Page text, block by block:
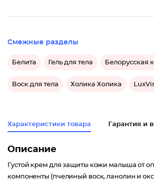
Смежные разделы
Белита Гель для тела Белорусская
Воск для тела Холика Холика
Характеристики товара Гарантия и
Описание
Густой крем для защиты кожи малыша от
компоненты (пчелиный воск, ланолин и